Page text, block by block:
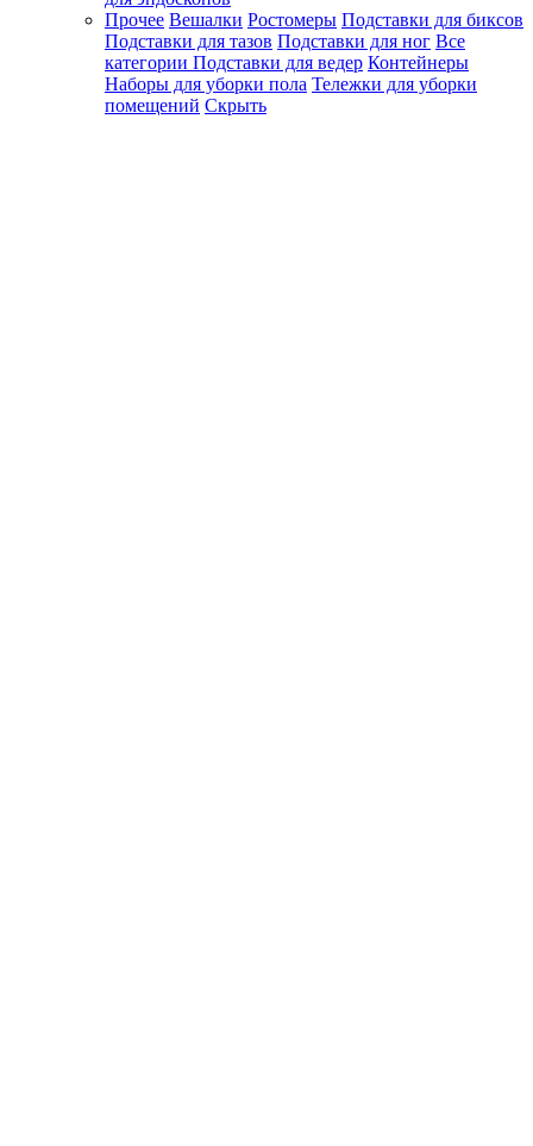
Прочее Вешалки Ростомеры Подставки для биксов
Подставки для тазов Подставки для ног Все
категории Подставки для ведер Контейнеры
Наборы для уборки пола Тележки для уборки
помещений Скрыть